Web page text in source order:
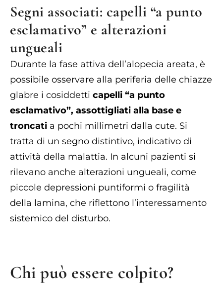
Segni associati: capelli “a punto
esclamativo” e alterazioni
ungueali
Durante la fase attiva dell’alopecia areata, è
possibile osservare alla periferia delle chiazze
glabre i cosiddetti capelli “a punto
esclamativo”, assottigliati alla base e
troncati a pochi millimetri dalla cute. Si
tratta di un segno distintivo, indicativo di
attività della malattia. In alcuni pazienti si
rilevano anche alterazioni ungueali, come
piccole depressioni puntiformi o fragilità
della lamina, che riflettono l’interessamento
sistemico del disturbo.
Chi può essere colpito?